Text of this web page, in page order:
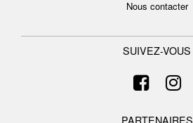
Nous contacter
SUIVEZ-VOUS
PARTENAIRES